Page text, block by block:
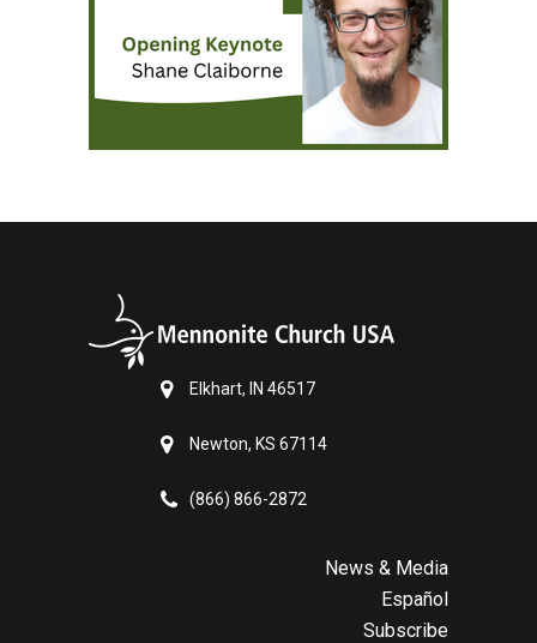
Elkhart, IN 46517
Newton, KS 67114
(866) 866-2872
News & Media
Español
Subscribe